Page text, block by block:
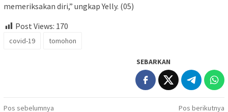
memeriksakan diri,” ungkap Yelly. (05)
Post Views: 170
covid-19 tomohon
SEBARKAN
Pos sebelumnya
Pos berikutnya